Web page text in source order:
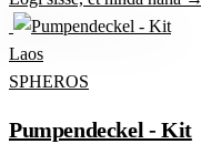
Laos
SPHEROS
Pumpendeckel - Kit